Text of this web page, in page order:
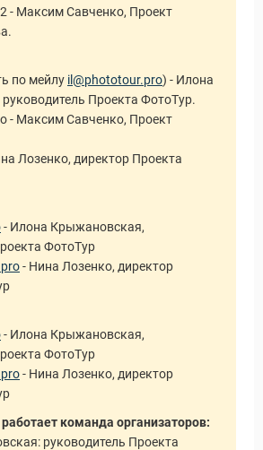
- Максим Савченко, Проект
по мейлу il@phototour.pro) - Илона
Проекта ФотоТур.
- Максим Савченко, Проект
Лозенко, директор Проекта
- Илона Крыжановская,
ФотоТур
- Нина Лозенко, директор
- Илона Крыжановская,
ФотоТур
- Нина Лозенко, директор
команда организаторов:
руководитель Проекта